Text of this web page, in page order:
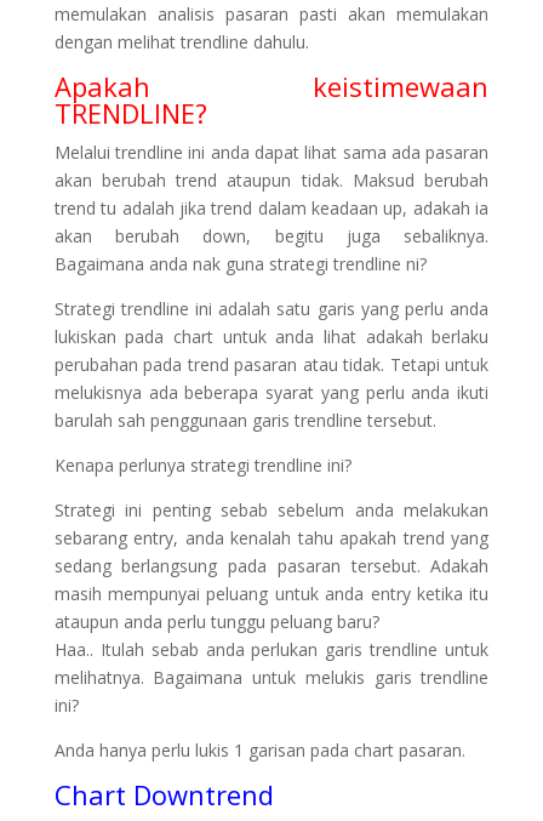
memulakan analisis pasaran pasti akan memulakan
dengan melihat trendline dahulu.
Apakah keistimewaan
TRENDLINE?
Melalui trendline ini anda dapat lihat sama ada pasaran
akan berubah trend ataupun tidak. Maksud berubah
trend tu adalah jika trend dalam keadaan up, adakah ia
akan berubah down, begitu juga sebaliknya.
Bagaimana anda nak guna strategi trendline ni?
Strategi trendline ini adalah satu garis yang perlu anda
lukiskan pada chart untuk anda lihat adakah berlaku
perubahan pada trend pasaran atau tidak. Tetapi untuk
melukisnya ada beberapa syarat yang perlu anda ikuti
barulah sah penggunaan garis trendline tersebut.
Kenapa perlunya strategi trendline ini?
Strategi ini penting sebab sebelum anda melakukan
sebarang entry, anda kenalah tahu apakah trend yang
sedang berlangsung pada pasaran tersebut. Adakah
masih mempunyai peluang untuk anda entry ketika itu
ataupun anda perlu tunggu peluang baru?
Haa.. Itulah sebab anda perlukan garis trendline untuk
melihatnya. Bagaimana untuk melukis garis trendline
ini?
Anda hanya perlu lukis 1 garisan pada chart pasaran.
Chart Downtrend